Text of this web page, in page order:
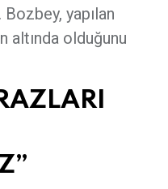
Bozbey, yapılan
altında olduğunu